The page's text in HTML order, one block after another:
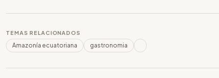
TEMAS RELACIONADOS
Amazonía ecuatoriana gastronomia